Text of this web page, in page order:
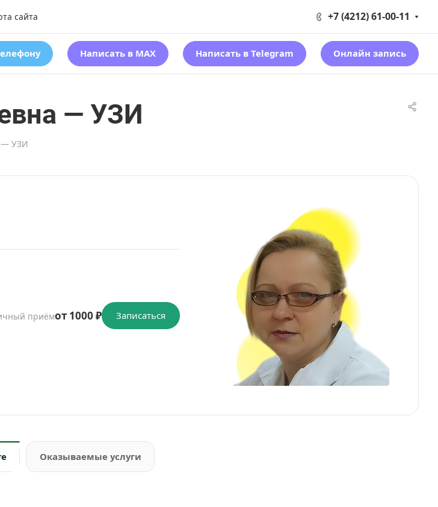
сайта +7 (4212) 61-00-11
Написать в MAX Написать в Telegram Онлайн запись
— УЗИ
— УЗИ
приёмот 1000 ₽ Записаться
Оказываемые услуги